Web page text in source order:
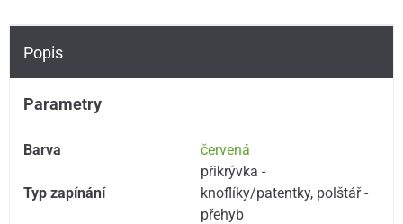
Popis
Parametry
Barva červená
Typ zapínání
přikrývka -
knoflíky/patentky, polštář -
přehyb